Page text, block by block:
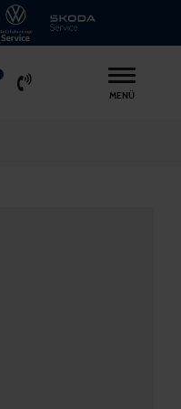
MENÜ